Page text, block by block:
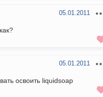
05.01.2011
05.01.2011
освоить liquidsoap